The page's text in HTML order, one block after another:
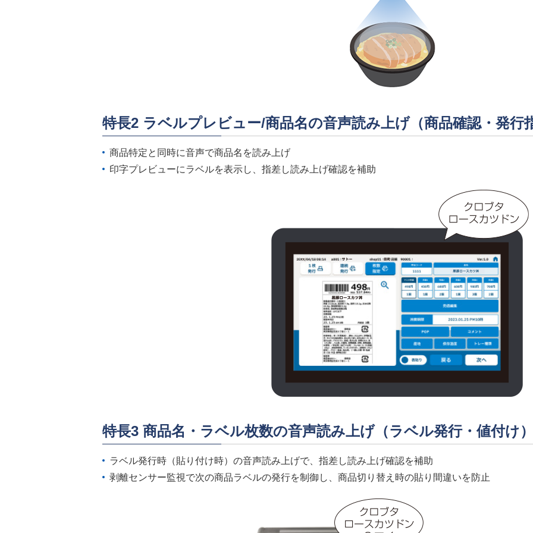
特長2 ラベルプレビュー/商品名の音声読み上げ（商品確認・発行
商品特定と同時に音声で商品名を読み上げ
印字プレビューにラベルを表示し、指差し読み上げ確認を補助
特長3 商品名・ラベル枚数の音声読み上げ（ラベル発行・値付け
ラベル発行時（貼り付け時）の音声読み上げで、指差し読み上げ確認を補助
剥離センサー監視で次の商品ラベルの発行を制御し、商品切り替え時の貼り間違いを防止